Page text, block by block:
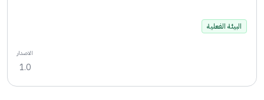
البيئة الفعلية
الاصدار
1.0